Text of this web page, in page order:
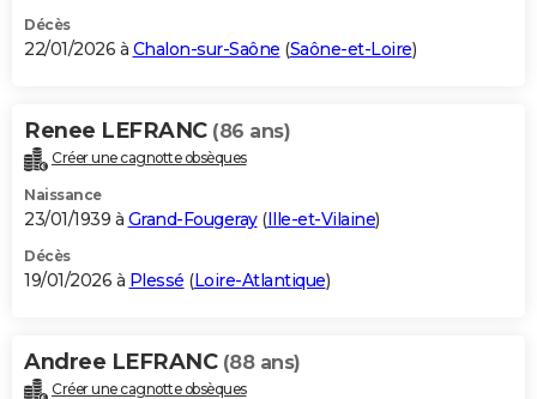
Décès
22/01/2026 à Chalon-sur-Saône (Saône-et-Loire)
Renee LEFRANC (86 ans)
Créer une cagnotte obsèques
Naissance
23/01/1939 à Grand-Fougeray(Ille-et-Vilaine)
Décès
19/01/2026 à Plessé (Loire-Atlantique)
Andree LEFRANC (88 ans)
Créer une cagnotte obsèques